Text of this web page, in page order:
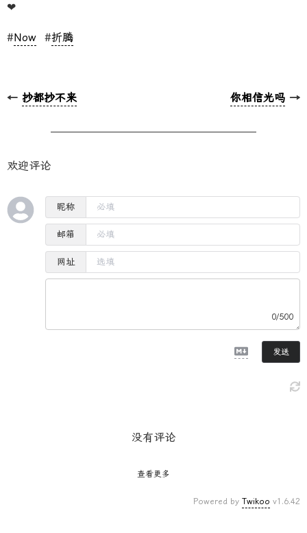
❤
#Now #折腾
← 抄都抄不来 你相信光吗 →
欢迎评论
昵称
邮箱
网址
0/500
发送
没有评论
查看更多
Powered by Twikoo v1.6.42